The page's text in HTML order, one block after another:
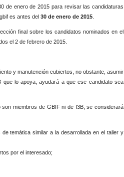
de enero de 2015 para revisar las candidaturas
es antes del 30 de enero de 2015
final sobre los candidatos nominados en el
el 2 de febrero de 2015.
y manutención cubiertos, no obstante, asumir
lo apoya, ayudará a que ese candidato sea
miembros de GBIF ni de I3B, se considerará
temática similar a la desarrollada en el taller y
por el interesado;